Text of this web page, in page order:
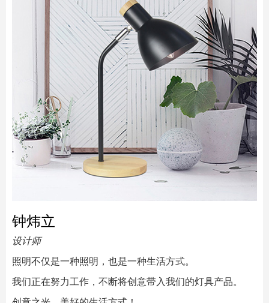
钟炜立
设计师
照明不仅是一种照明，也是一种生活方式。
我们正在努力工作，不断将创意带入我们的灯具产品。